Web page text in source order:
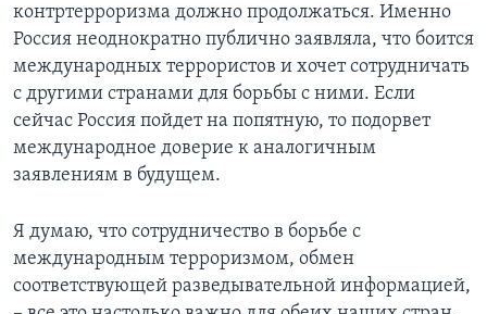
контртерроризма должно продолжаться. Именно
Россия неоднократно публично заявляла, что боится
международных террористов и хочет сотрудничать
с другими странами для борьбы с ними. Если
сейчас Россия пойдет на попятную, то подорвет
международное доверие к аналогичным
заявлениям в будущем.
Я думаю, что сотрудничество в борьбе с
международным терроризмом, обмен
соответствующей разведывательной информацией,